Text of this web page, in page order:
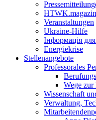
HTWK.magazin
Veranstaltungen
Ukraine-Hilfe
Інформація
Energiekrise
Stellenangebote
Professorales
Wege zur
Wissenschaft
Verwaltung,